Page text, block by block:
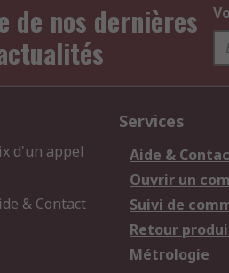
de nos dernières
d'un appel
& Contact
Services
Aide &
Ouvrir un
Suivi de
Retour
Métrologie